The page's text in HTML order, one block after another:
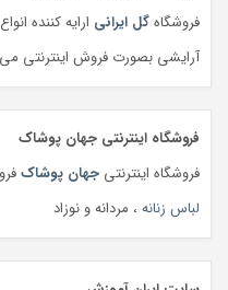
فروشگاهگل ایرانی ارایه کننده
آرایشی بصورت فروش اینترنتی
فروشگاه اینترنتی جهان پوشاک
فروشگاه اینترنتی جهان پوشاک
لباس زنانه ، مردانه و نوزاد